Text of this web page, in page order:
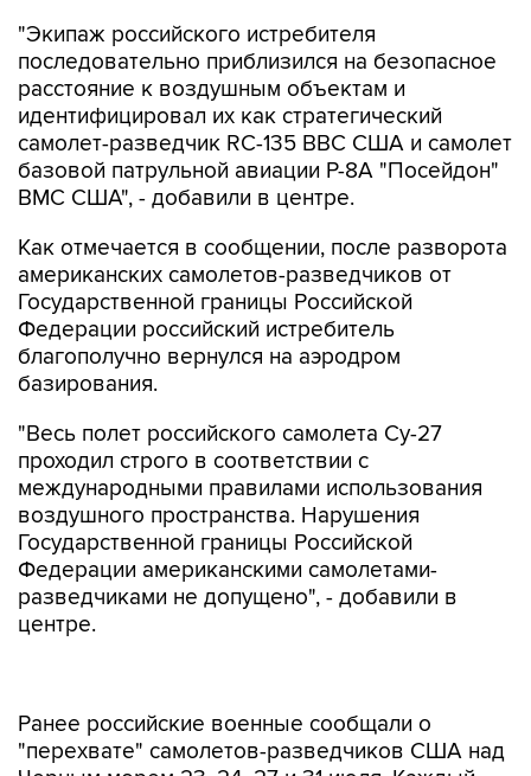
"Экипаж российского истребителя
последовательно приблизился на безопасное
расстояние к воздушным объектам и
идентифицировал их как стратегический
самолет-разведчик RC-135 ВВС США и самолет
базовой патрульной авиации Р-8А "Посейдон"
ВМС США", - добавили в центре.
Как отмечается в сообщении, после разворота
американских самолетов-разведчиков от
Государственной границы Российской
Федерации российский истребитель
благополучно вернулся на аэродром
базирования.
"Весь полет российского самолета Су-27
проходил строго в соответствии с
международными правилами использования
воздушного пространства. Нарушения
Государственной границы Российской
Федерации американскими самолетами-
разведчиками не допущено", - добавили в
центре.
Черным морем 23, 24, 27 и 31 июля. Каждый
раз в воздух поднимались российские Су-27.